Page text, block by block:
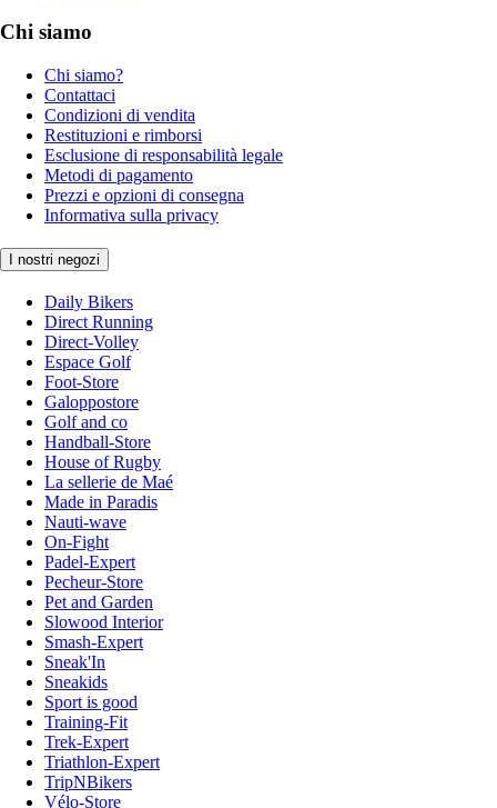
Chi siamo
Chi siamo?
Contattaci
Condizioni di vendita
Restituzioni e rimborsi
Esclusione di responsabilità legale
Metodi di pagamento
Prezzi e opzioni di consegna
Informativa sulla privacy
I nostri negozi
Daily Bikers
Direct Running
Direct-Volley
Espace Golf
Foot-Store
Galoppostore
Golf and co
Handball-Store
House of Rugby
La sellerie de Maé
Made in Paradis
Nauti-wave
On-Fight
Padel-Expert
Pecheur-Store
Pet and Garden
Slowood Interior
Smash-Expert
Sneak'In
Sneakids
Sport is good
Training-Fit
Trek-Expert
Triathlon-Expert
TripNBikers
Vélo-Store